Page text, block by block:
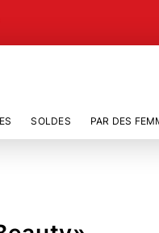
SOLDES PAR DES